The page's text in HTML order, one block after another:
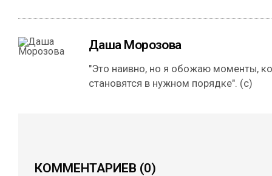
Даша Морозова
"Это наивно, но я обожаю моменты,
становятся в нужном порядке". (с)
КОММЕНТАРИЕВ (0)